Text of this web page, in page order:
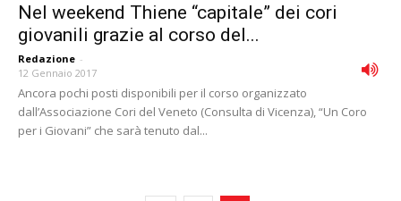
Nel weekend Thiene “capitale” dei cori
giovanili grazie al corso del...
Redazione -
12 Gennaio 2017
Ancora pochi posti disponibili per il corso organizzato
dall’Associazione Cori del Veneto (Consulta di Vicenza), “Un Coro
per i Giovani” che sarà tenuto dal...